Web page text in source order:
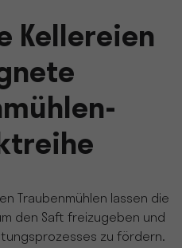
Kellereien
Traubenmühlen lassen die
den Saft freizugeben und
zu fördern.